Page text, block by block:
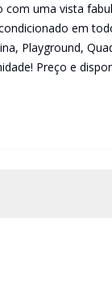
uma vista
em
Playground,
Preço e